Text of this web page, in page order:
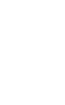
你存放数据的